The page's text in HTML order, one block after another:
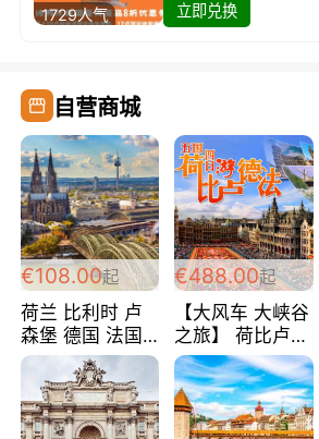
1729人气
立即兑换
自营商城
€108.00起
荷兰 比利时 卢
森堡 德国 法国
超爽玩遍西欧 循
环线 全程四星宾
馆 108欧/人/天
€488.00起
【大风车 大峡谷
之旅】 荷比卢德
法 巴黎上下 经
典五国四日游
488欧/人